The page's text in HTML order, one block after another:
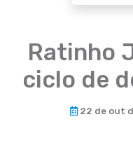
Ratinho
ciclo de
22 de out